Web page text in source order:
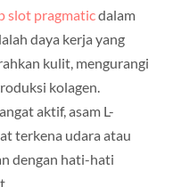
slot pragmaticdalam
daya kerja yang
kulit, mengurangi
kolagen.
aktif, asam L-
terkena udara atau
dengan hati-hati